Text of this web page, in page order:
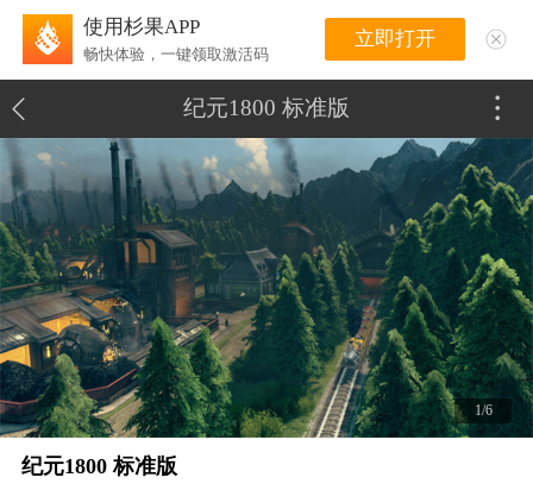
使用杉果APP
畅快体验，一键领取激活码
立即打开
纪元1800 标准版
1/6
纪元1800 标准版